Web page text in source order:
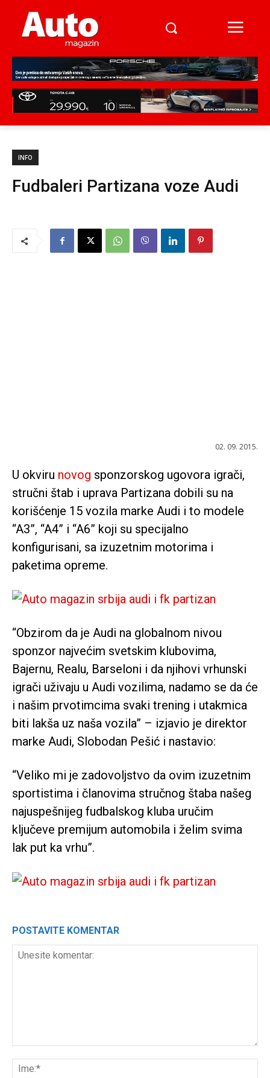
INFO
Fudbaleri Partizana voze Audi
02. 09. 2015.
U okviru novog sponzorskog ugovora igrači,
stručni štab i uprava Partizana dobili su na
korišćenje 15 vozila marke Audi i to modele
“A3”, “A4” i “A6” koji su specijalno
konfigurisani, sa izuzetnim motorima i
paketima opreme.
“Obzirom da je Audi na globalnom nivou
sponzor najvećim svetskim klubovima,
Bajernu, Realu, Barseloni i da njihovi vrhunski
igrači uživaju u Audi vozilima, nadamo se da će
i našim prvotimcima svaki trening i utakmica
biti lakša uz naša vozila” – izjavio je direktor
marke Audi, Slobodan Pešić i nastavio:
“Veliko mi je zadovoljstvo da ovim izuzetnim
sportistima i članovima stručnog štaba našeg
najuspešnijeg fudbalskog kluba uručim
ključeve premijum automobila i želim svima
lak put ka vrhu”.
POSTAVITE KOMENTAR
komentar: